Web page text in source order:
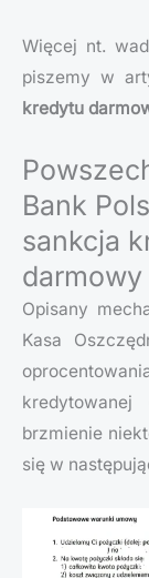
Więcej nt.
piszemy w
kredytu
Bank
sankcja
darmowy
Opisany
Kasa
brzmienie
się w